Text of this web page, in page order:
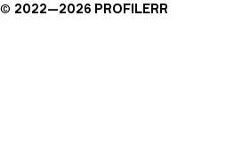
© 2022—2026 PROFILERR